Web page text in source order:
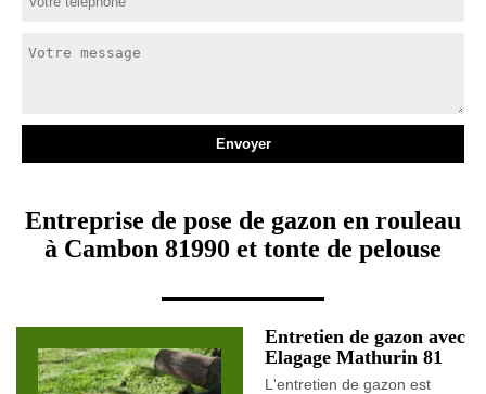
Entreprise de pose de gazon en rouleau
à Cambon 81990 et tonte de pelouse
Entretien de gazon avec
Elagage Mathurin 81
L'entretien de gazon est